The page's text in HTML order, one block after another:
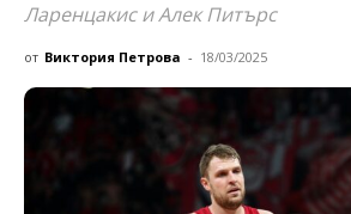
Ларенцакис и Алек Питърс
от Виктория Петрова - 18/03/2025